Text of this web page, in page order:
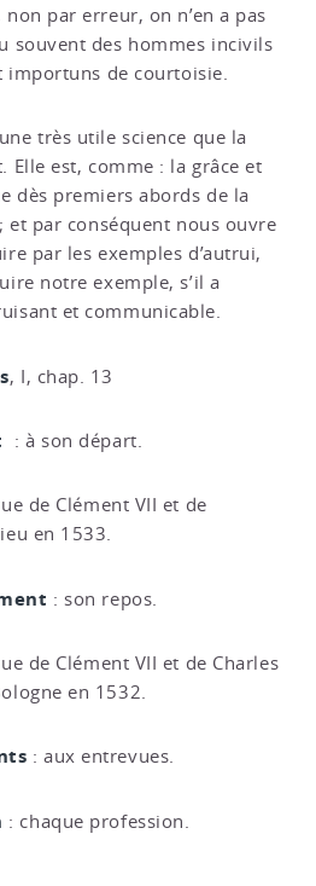
par erreur, on n’en a pas
souvent des hommes incivils
de courtoisie.
très utile science que la
Elle est, comme : la grâce et
dès premiers abords de la
par conséquent nous ouvre
par les exemples d’autrui,
notre exemple, s’il a
et communicable.
, I, chap. 13
: à son départ.
de Clément VII et de
en 1533.
: son repos.
de Clément VII et de Charles
en 1532.
: aux entrevues.
: chaque profession.